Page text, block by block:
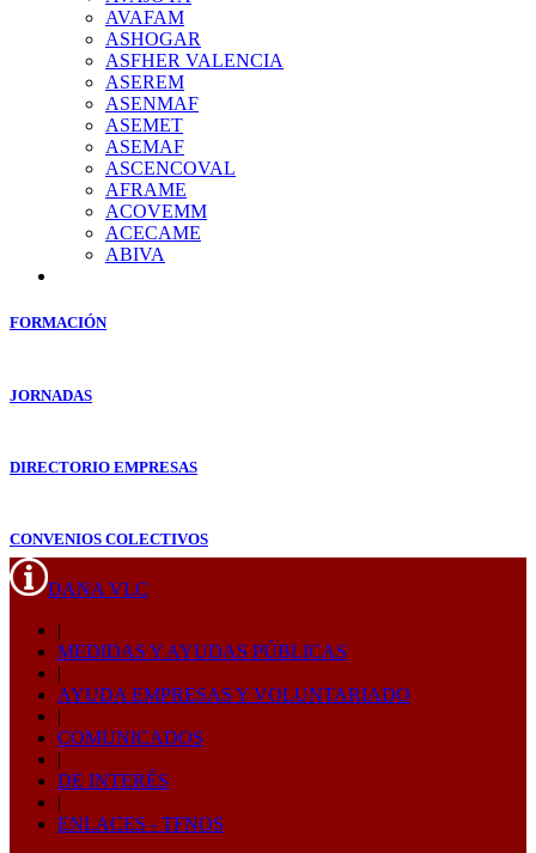
AVAFAM
ASHOGAR
ASFHER VALENCIA
ASEREM
ASENMAF
ASEMET
ASEMAF
ASCENCOVAL
AFRAME
ACOVEMM
ACECAME
ABIVA
FORMACIÓN
JORNADAS
DIRECTORIO EMPRESAS
CONVENIOS COLECTIVOS
DANA VLC
|
MEDIDAS Y AYUDAS PÚBLICAS
|
AYUDA EMPRESAS Y VOLUNTARIADO
|
COMUNICADOS
|
DE INTERÉS
|
ENLACES - TFNOS